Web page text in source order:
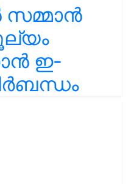
സമ്മാൻ
ഇ-